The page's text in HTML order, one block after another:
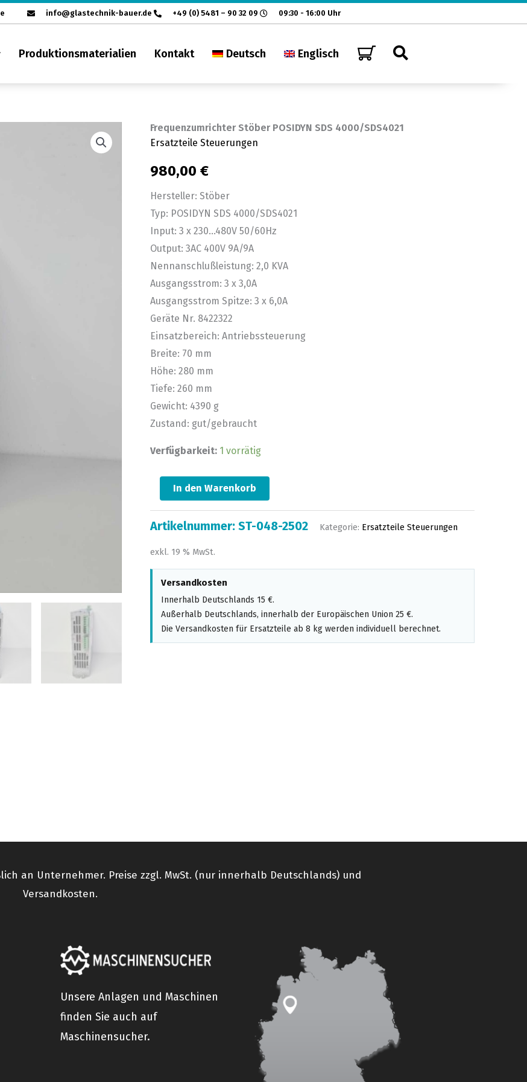
info@glastechnik-bauer.de +49 (0) 5481 – 90 32 09 09:30 - 16:00 Uhr
Produktionsmaterialien Kontakt Deutsch Englisch
Frequenzumrichter Stöber POSIDYN SDS 4000/SDS4021
Ersatzteile Steuerungen
980,00 €
Hersteller: Stöber
Typ: POSIDYN SDS 4000/SDS4021
Input: 3 x 230…480V 50/60Hz
Output: 3AC 400V 9A/9A
Nennanschlußleistung: 2,0 KVA
Ausgangsstrom: 3 x 3,0A
Ausgangsstrom Spitze: 3 x 6,0A
Geräte Nr. 8422322
Einsatzbereich: Antriebssteuerung
Breite: 70 mm
Höhe: 280 mm
Tiefe: 260 mm
Gewicht: 4390 g
Zustand: gut/gebraucht
Verfügbarkeit: 1 vorrätig
Frequenzumrichter
Stöber
POSIDYN
4000/SDS4021
Menge
In den Warenkorb
Artikelnummer: ST-048-2502 Kategorie: Ersatzteile Steuerungen
exkl. 19 % MwSt.
Versandkosten
Innerhalb Deutschlands 15 €.
Außerhalb Deutschlands, innerhalb der Europäischen Union 25 €.
Die Versandkosten für Ersatzteile ab 8 kg werden individuell berechnet.
an Unternehmer. Preise zzgl. MwSt. (nur innerhalb Deutschlands) und
Versandkosten.
Unsere Anlagen und Maschinen
finden Sie auch auf
Maschinensucher.